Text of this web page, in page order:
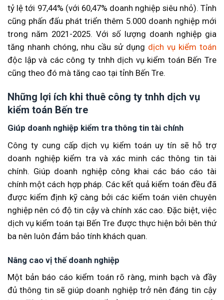
tỷ lệ tới 97,44% (với 60,47% doanh nghiệp siêu nhỏ). Tỉnh
cũng phấn đấu phát triển thêm 5.000 doanh nghiệp mới
trong năm 2021-2025. Với số lượng doanh nghiệp gia
tăng nhanh chóng, nhu cầu sử dụng dịch vụ kiểm toán
độc lập và các công ty tnhh dịch vụ kiểm toán Bến Tre
cũng theo đó mà tăng cao tại tỉnh Bến Tre.
Những lợi ích khi thuê công ty tnhh dịch vụ
kiểm toán Bến tre
Giúp doanh nghiệp kiểm tra thông tin tài chính
Công ty cung cấp dịch vụ kiểm toán uy tín sẽ hỗ trợ
doanh nghiệp kiểm tra và xác minh các thông tin tài
chính. Giúp doanh nghiệp công khai các báo cáo tài
chính một cách hợp pháp. Các kết quả kiểm toán đều đã
được kiểm định kỹ càng bởi các kiểm toán viên chuyên
nghiệp nên có độ tin cậy và chính xác cao. Đặc biệt, việc
dịch vụ kiểm toán tại Bến Tre được thực hiện bởi bên thứ
ba nên luôn đảm bảo tính khách quan.
Nâng cao vị thế doanh nghiệp
Một bản báo cáo kiểm toán rõ ràng, minh bạch và đầy
đủ thông tin sẽ giúp doanh nghiệp trở nên đáng tin cậy